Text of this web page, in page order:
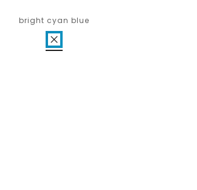
bright cyan blue